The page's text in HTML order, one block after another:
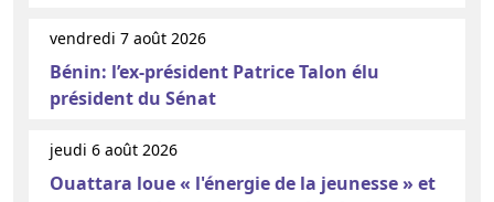
vendredi 7 août 2026
Bénin: l’ex-président Patrice Talon élu
président du Sénat
jeudi 6 août 2026
Ouattara loue « l'énergie de la jeunesse » et